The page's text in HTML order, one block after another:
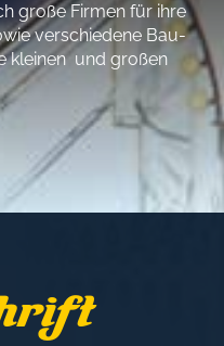
große Firmen für ihre
verschiedene Bau-
kleinen und großen